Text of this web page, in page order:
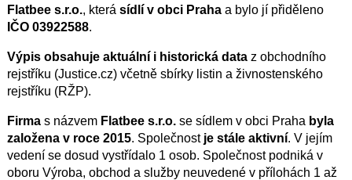
Flatbee s.r.o., která sídlí v obci Prahaa bylo jí přiděleno
IČO 03922588.
Výpis obsahuje aktuální i historická dataz obchodního
rejstříku (Justice.cz) včetně sbírky listin a živnostenského
rejstříku (RŽP).
Firmas názvem Flatbee s.r.o.se sídlem v obci Praha byla
založena v roce 2015. Společnost je stále aktivní. V jejím
vedení se dosud vystřídalo 1 osob. Společnost podniká v
oboru Výroba, obchod a služby neuvedené v přílohách 1 až